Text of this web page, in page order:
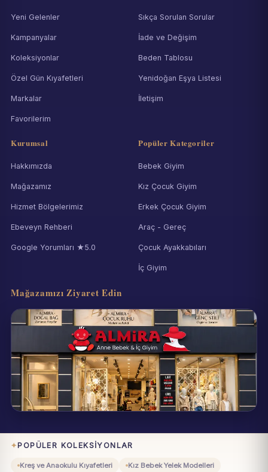
Yeni Gelenler
Kampanyalar
Koleksiyonlar
Özel Gün Kıyafetleri
Markalar
Favorilerim
Sıkça Sorulan Sorular
İade ve Değişim
Beden Tablosu
Yenidoğan Eşya Listesi
İletişim
Kurumsal
Hakkımızda
Mağazamız
Hizmet Bölgelerimiz
Ebeveyn Rehberi
Google Yorumları ★5.0
Popüler Kategoriler
Bebek Giyim
Kız Çocuk Giyim
Erkek Çocuk Giyim
Araç - Gereç
Çocuk Ayakkabıları
İç Giyim
Mağazamızı Ziyaret Edin
Eynesil / Giresun
Pazartesi–Cumartesi 09:00–19:00
POPÜLER KOLEKSIYONLAR
Kreş ve Anaokulu Kıyafetleri Kız Bebek Yelek Modelleri